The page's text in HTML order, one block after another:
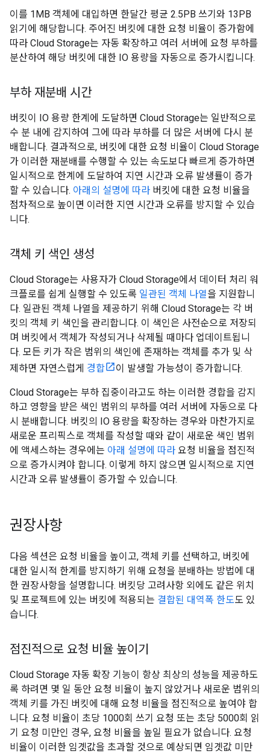
이를 1MB 객체에 대입하면 한달간 평균 2.5PB 쓰기와 13PB
읽기에 해당합니다. 주어진 버킷에 대한 요청 비율이 증가함에
따라 Cloud Storage는 자동 확장하고 여러 서버에 요청 부하를
분산하여 해당 버킷에 대한 IO 용량을 자동으로 증가시킵니다.
부하 재분배 시간
버킷이 IO 용량 한계에 도달하면 Cloud Storage는 일반적으로
수 분 내에 감지하여 그에 따라 부하를 더 많은 서버에 다시 분
배합니다. 결과적으로, 버킷에 대한 요청 비율이 Cloud Storage
가 이러한 재분배를 수행할 수 있는 속도보다 빠르게 증가하면
일시적으로 한계에 도달하여 지연 시간과 오류 발생률이 증가
할 수 있습니다. 아래의 설명에 따라 버킷에 대한 요청 비율을
점차적으로 높이면 이러한 지연 시간과 오류를 방지할 수 있습
니다.
객체 키 색인 생성
Cloud Storage는 사용자가 Cloud Storage에서 데이터 처리 워
크플로를 쉽게 실행할 수 있도록 일관된 객체 나열을 지원합니
다. 일관된 객체 나열을 제공하기 위해 Cloud Storage는 각 버
킷의 객체 키 색인을 관리합니다. 이 색인은 사전순으로 저장되
며 버킷에서 객체가 작성되거나 삭제될 때마다 업데이트됩니
다. 모든 키가 작은 범위의 색인에 존재하는 객체를 추가 및 삭
제하면 자연스럽게 경합 이 발생할 가능성이 증가합니다.
Cloud Storage는 부하 집중이라고도 하는 이러한 경합을 감지
하고 영향을 받은 색인 범위의 부하를 여러 서버에 자동으로 다
시 분배합니다. 버킷의 IO 용량을 확장하는 경우와 마찬가지로
새로운 프리픽스로 객체를 작성할 때와 같이 새로운 색인 범위
에 액세스하는 경우에는 아래 설명에 따라 요청 비율을 점진적
으로 증가시켜야 합니다. 이렇게 하지 않으면 일시적으로 지연
시간과 오류 발생률이 증가할 수 있습니다.
권장사항
다음 섹션은 요청 비율을 높이고, 객체 키를 선택하고, 버킷에
대한 일시적 한계를 방지하기 위해 요청을 분배하는 방법에 대
한 권장사항을 설명합니다. 버킷당 고려사항 외에도 같은 위치
및 프로젝트에 있는 버킷에 적용되는 결합된 대역폭 한도도 있
습니다.
점진적으로 요청 비율 높이기
Cloud Storage 자동 확장 기능이 항상 최상의 성능을 제공하도
록 하려면 몇 일 동안 요청 비율이 높지 않았거나 새로운 범위의
객체 키를 가진 버킷에 대해 요청 비율을 점진적으로 높여야 합
니다. 요청 비율이 초당 1000회 쓰기 요청 또는 초당 5000회 읽
기 요청 미만인 경우, 요청 비율을 높일 필요가 없습니다. 요청
비율이 이러한 임곗값을 초과할 것으로 예상되면 임곗값 미만